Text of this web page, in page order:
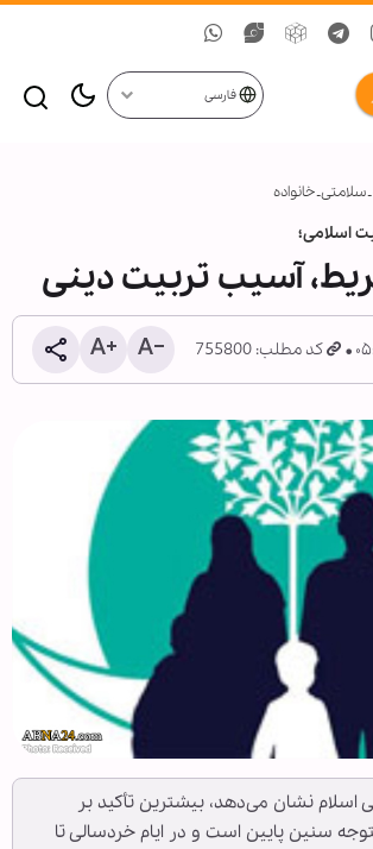
فارسی
ـ خانواده
آسیب تربیت دینی
کد مطلب: 755800
اسلام نشان می‌دهد، بیشترین تأکید بر
سنین پایین است و در ایام خردسالی تا